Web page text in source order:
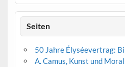
Seiten
50 Jahre Élyséevertrag:
A. Camus, Kunst und Moral